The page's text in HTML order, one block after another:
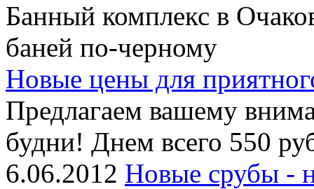
Банный комплекс в
баней по-черному
Новые цены для
Предлагаем вашему
будни! Днем всего 550
6.06.2012 Новые срубы -